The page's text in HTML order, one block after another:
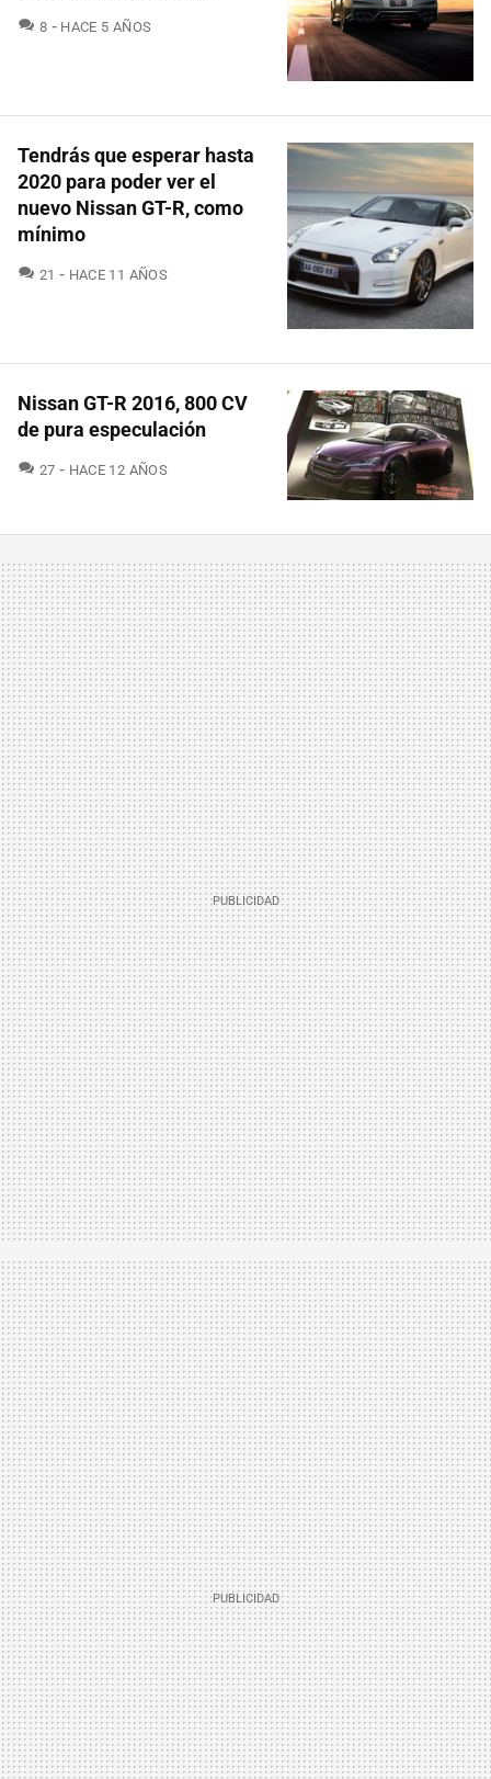
8 COMENTARIOS
HACE 5 AÑOS
Tendrás que esperar hasta
2020 para poder ver el
nuevo Nissan GT-R, como
mínimo
21 COMENTARIOS
HACE 11 AÑOS
Nissan GT-R 2016, 800 CV
de pura especulación
27 COMENTARIOS
HACE 12 AÑOS